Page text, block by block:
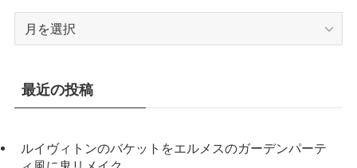
最近の投稿
ルイヴィトンのバケットをエルメスのガーデンパーテ